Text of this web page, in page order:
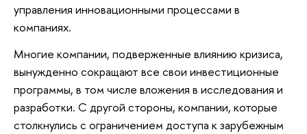
управления инновационными процессами в
компаниях.
Многие компании, подверженные влиянию кризиса,
вынужденно сокращают все свои инвестиционные
программы, в том числе вложения в исследования и
разработки. С другой стороны, компании, которые
столкнулись с ограничением доступа к зарубежным